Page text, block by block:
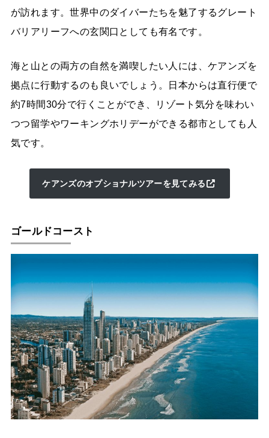
が訪れます。世界中のダイバーたちを魅了するグレート
バリアリーフへの玄関口としても有名です。
海と山との両方の自然を満喫したい人には、ケアンズを
拠点に行動するのも良いでしょう。日本からは直行便で
約7時間30分で行くことができ、リゾート気分を味わい
つつ留学やワーキングホリデーができる都市としても人
気です。
ケアンズのオプショナルツアーを見てみる
ゴールドコースト